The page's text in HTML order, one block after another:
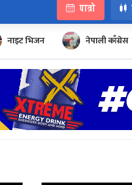
पात्रो
नाइट भिजन नेपाली काँग्रेस